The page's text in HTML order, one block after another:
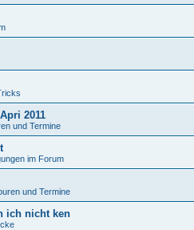
2011
und Termine
im Forum
und Termine
ich nicht ken